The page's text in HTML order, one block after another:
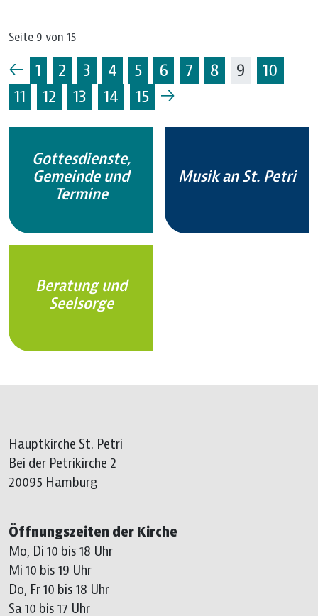
Seite 9 von 15
← 1 2 3 4 5 6 7 8 9
10
11
12 13 14 15 →
Gottesdienste,
Gemeinde und
Termine
Musik an St. Petri
Beratung und
Seelsorge
Hauptkirche St. Petri
Bei der Petrikirche 2
20095 Hamburg
Öffnungszeiten der Kirche
Mo, Di 10 bis 18 Uhr
Mi 10 bis 19 Uhr
Do, Fr 10 bis 18 Uhr
Sa 10 bis 17 Uhr